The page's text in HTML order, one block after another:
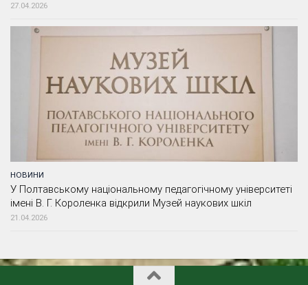
27.04.2026
НОВИНИ
У Полтавському національному педагогічному університеті
імені В. Г. Короленка відкрили Музей наукових шкіл
21.04.2026